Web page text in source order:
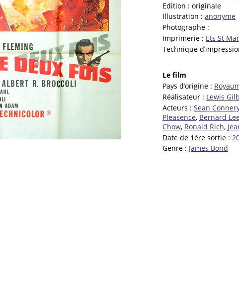
Edition : originale
Illustration : anonyme
Photographe :
Imprimerie : Ets St
Technique
Le film
Pays d’origine :
Réalisateur : Lewis
Acteurs : Sean
Pleasence, Bernard Lee
Chow, Ronald Rich,
Date de 1ère sortie :
Genre : James Bond